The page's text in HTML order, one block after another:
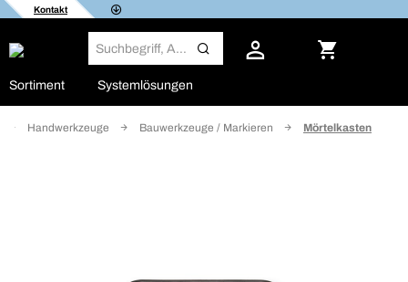
Kontakt
Sortiment Systemlösungen
Handwerkzeuge Bauwerkzeuge / Markieren Mörtelkasten